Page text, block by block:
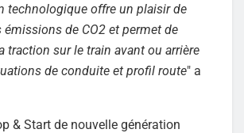
technologique offre un plaisir de
de CO2 et permet de
traction sur le train avant ou arrière
de conduite et profil route" a
& Start de nouvelle génération